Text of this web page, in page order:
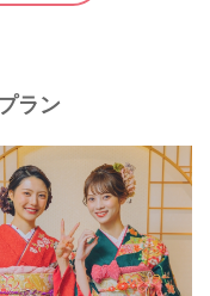
ラン